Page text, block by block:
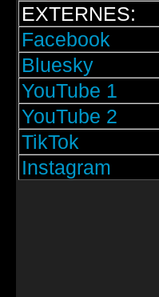
EXTERNES:
Facebook
Bluesky
YouTube 1
YouTube 2
TikTok
Instagram